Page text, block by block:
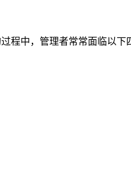
中，管理者常常面临以下